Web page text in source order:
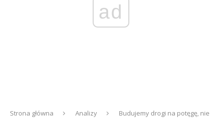
ad
Strona główna Analizy
Budujemy drogi na potęgę, nie